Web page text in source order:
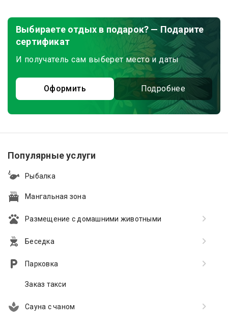
Выбираете отдых в подарок? — Подарите
сертификат
И получатель сам выберет место и даты
Оформить Подробнее
Популярные услуги
Рыбалка
Мангальная зона
Размещение с домашними животными
Беседка
Парковка
Заказ такси
Сауна с чаном